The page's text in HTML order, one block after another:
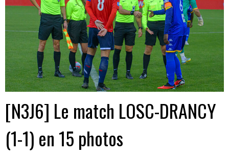
[N3J6] Le match LOSC-DRANCY
(1-1) en 15 photos